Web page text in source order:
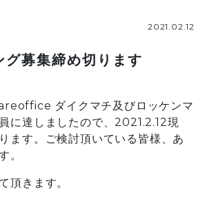
2021.02.12
グ募集締め切ります
ダイクマチ及びロッケンマ
に達しましたので、2021.2.12現
ます。ご検討頂いている皆様、あ
。
頂きます。